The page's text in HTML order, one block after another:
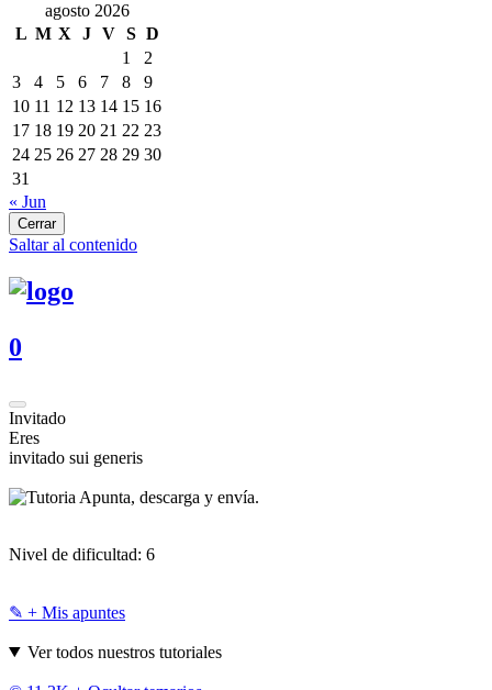
agosto 2026
L M X J V S D
1
2
3
4 5 6 7 8
9
10 11 12 13 14 15 16
17 18 19 20 21 22 23
24 25 26 27 28 29 30
31
« Jun
Cerrar
Saltar al contenido
0
Invitado
Eres
invitado sui generis
Apunta, descarga y envía.
Nivel de dificultad: 6
✎ + Mis apuntes
Ver todos nuestros tutoriales